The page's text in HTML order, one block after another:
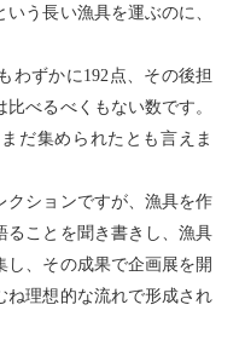
う長い漁具を運ぶのに、
わずかに192点、その後担
べるべくもない数です。
だ集められたとも言えま
クションですが、漁具を作
ることを聞き書きし、漁具
し、その成果で企画展を開
ね理想的な流れで形成され